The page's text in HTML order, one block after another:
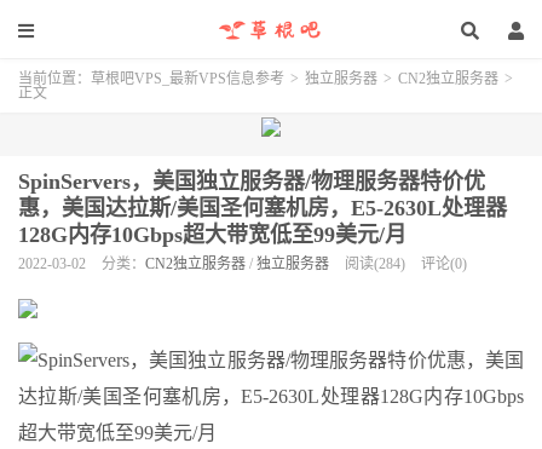
当前位置： 草根吧VPS_最新VPS信息参考 > 独立服务器 > CN2独立服务器 >
正文
SpinServers，美国独立服务器/物理服务器特价优
惠，美国达拉斯/美国圣何塞机房，E5-2630L处理器
128G内存10Gbps超大带宽低至99美元/月
2022-03-02 分类： CN2独立服务器 / 独立服务器 阅读(284) 评论(0)